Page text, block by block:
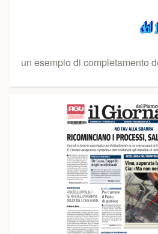
un esempio di completamento